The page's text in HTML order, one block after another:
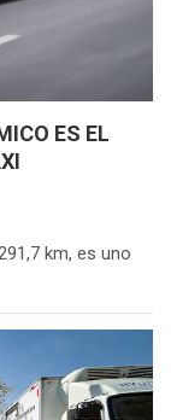
ES EL
km, es uno